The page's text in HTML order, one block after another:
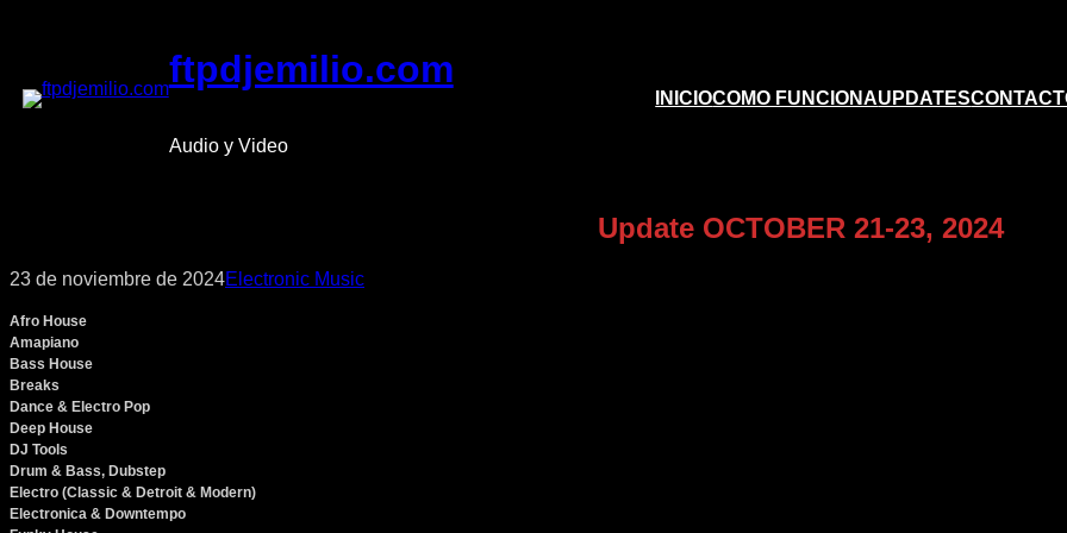
ftpdjemilio.com
Audio y Video
INICIOCOMO FUNCIONAUPDATES
Update OCTOBER 21-23, 2024
23 de noviembre de 2024Electronic Music
Afro House
Amapiano
Bass House
Breaks
Dance & Electro Pop
Deep House
DJ Tools
Drum & Bass, Dubstep
Electro (Classic & Detroit & Modern)
Electronica & Downtempo